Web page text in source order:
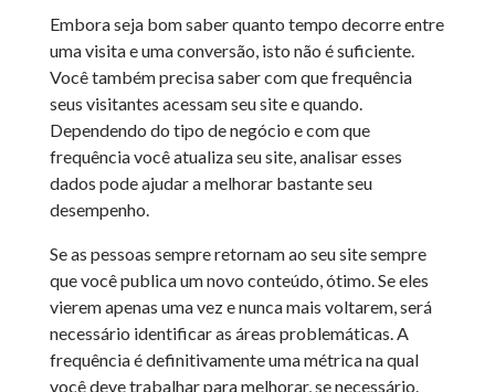
Embora seja bom saber quanto tempo decorre entre
uma visita e uma conversão, isto não é suficiente.
Você também precisa saber com que frequência
seus visitantes acessam seu site e quando.
Dependendo do tipo de negócio e com que
frequência você atualiza seu site, analisar esses
dados pode ajudar a melhorar bastante seu
desempenho.
Se as pessoas sempre retornam ao seu site sempre
que você publica um novo conteúdo, ótimo. Se eles
vierem apenas uma vez e nunca mais voltarem, será
necessário identificar as áreas problemáticas. A
frequência é definitivamente uma métrica na qual
você deve trabalhar para melhorar, se necessário.